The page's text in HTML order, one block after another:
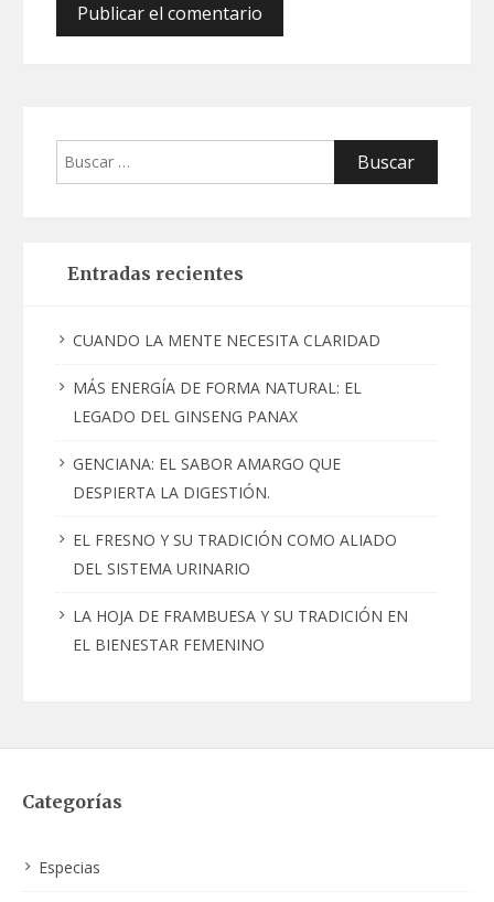
Buscar:
Entradas recientes
CUANDO LA MENTE NECESITA CLARIDAD
MÁS ENERGÍA DE FORMA NATURAL: EL
LEGADO DEL GINSENG PANAX
GENCIANA: EL SABOR AMARGO QUE
DESPIERTA LA DIGESTIÓN.
EL FRESNO Y SU TRADICIÓN COMO ALIADO
DEL SISTEMA URINARIO
LA HOJA DE FRAMBUESA Y SU TRADICIÓN EN
EL BIENESTAR FEMENINO
Categorías
Especias